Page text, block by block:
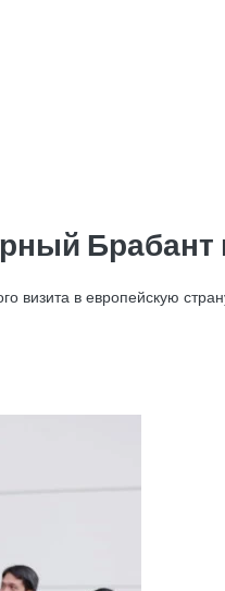
Брабант
визита в европейскую